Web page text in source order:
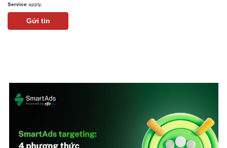
Kinh tế
Service apply.
Gửi tin